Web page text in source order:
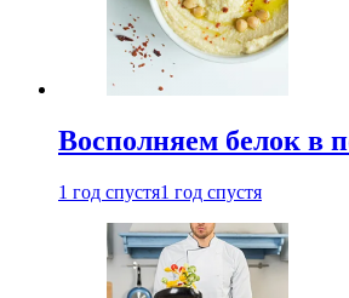
Восполняем белок в
1 год спустя1 год спустя